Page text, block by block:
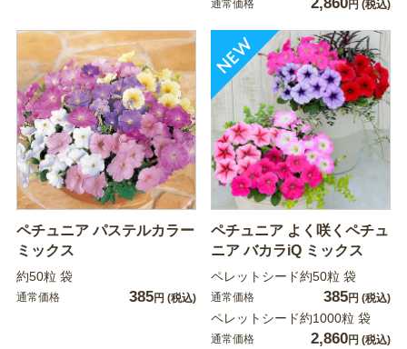
通常価格 円 (税込)
ペチュニア パステルカラー
ミックス
約50粒 袋
通常価格 385円 (税込)
ペチュニア よく咲くペチュ
ニア バカラiQ ミックス
ペレットシード約50粒 袋
通常価格 385円 (税込)
ペレットシード約1000粒 袋
通常価格 2,860円 (税込)